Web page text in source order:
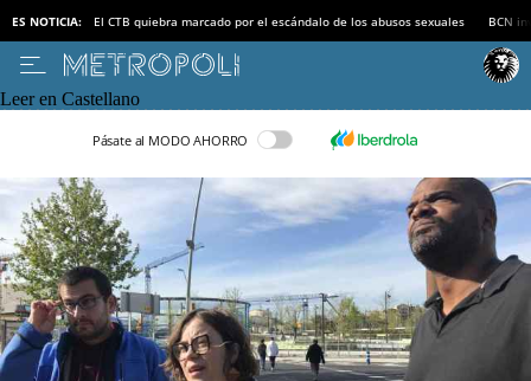
ES NOTICIA: El CTB quiebra marcado por el escándalo de los abusos sexuales BCN
Leer en Castellano
Pásate al MODO AHORRO